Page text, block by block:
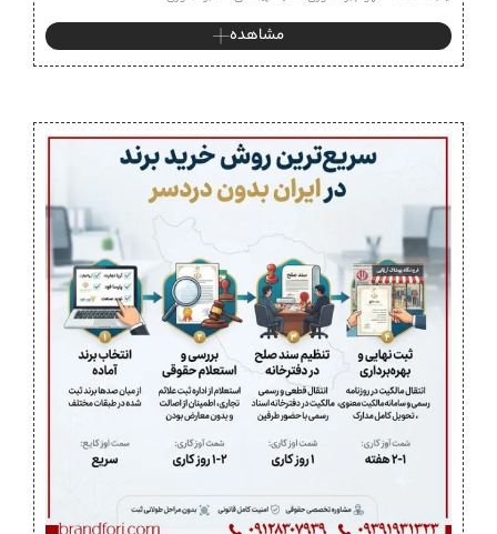
مشاهده